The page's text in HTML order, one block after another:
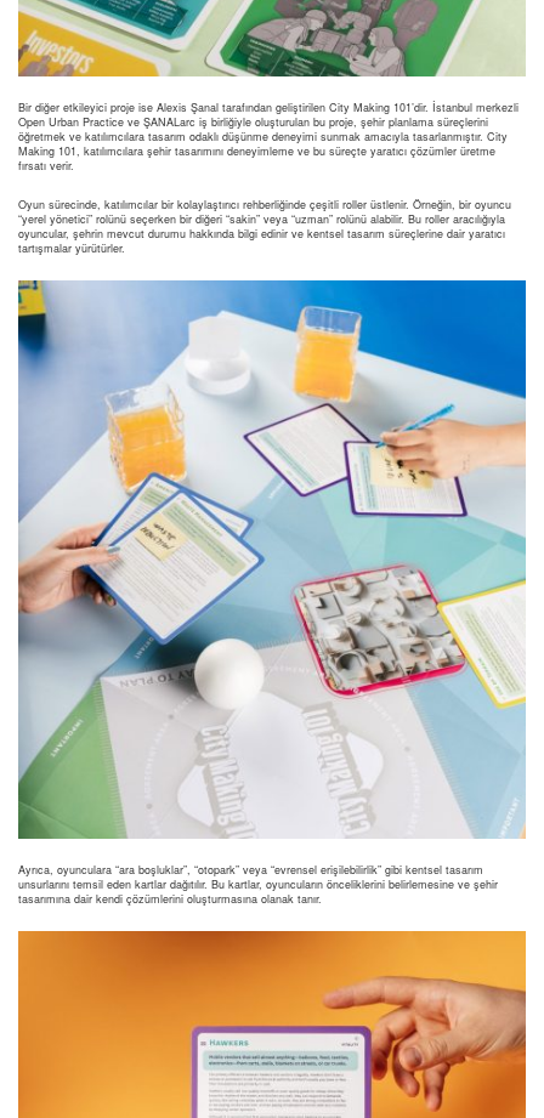
Bir diğer etkileyici proje ise Alexis Şanal tarafından geliştirilen City Making 101’dir. İstanbul merkezli
Open Urban Practice ve ŞANALarc iş birliğiyle oluşturulan bu proje, şehir planlama süreçlerini
öğretmek ve katılımcılara tasarım odaklı düşünme deneyimi sunmak amacıyla tasarlanmıştır. City
Making 101, katılımcılara şehir tasarımını deneyimleme ve bu süreçte yaratıcı çözümler üretme
fırsatı verir.
Oyun sürecinde, katılımcılar bir kolaylaştırıcı rehberliğinde çeşitli roller üstlenir. Örneğin, bir oyuncu
“yerel yönetici” rolünü seçerken bir diğeri “sakin” veya “uzman” rolünü alabilir. Bu roller aracılığıyla
oyuncular, şehrin mevcut durumu hakkında bilgi edinir ve kentsel tasarım süreçlerine dair yaratıcı
tartışmalar yürütürler.
Ayrıca, oyunculara “ara boşluklar”, “otopark” veya “evrensel erişilebilirlik” gibi kentsel tasarım
unsurlarını temsil eden kartlar dağıtılır. Bu kartlar, oyuncuların önceliklerini belirlemesine ve şehir
tasarımına dair kendi çözümlerini oluşturmasına olanak tanır.